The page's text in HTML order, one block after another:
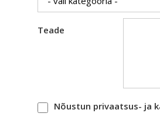
Teade
Nõustun privaatsus- ja